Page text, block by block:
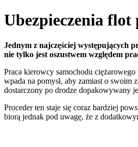
Ubezpieczenia
Jednym z najczęściej występujących
nie tylko jest oszustwem względem
Praca kierowcy samochodu
wpada na pomysł, aby zamiast o
dostarczony po drodze dopakowywany
Proceder ten staje się coraz bardziej
biorą jednak pod uwagę, że z